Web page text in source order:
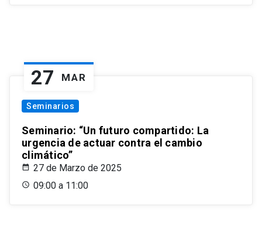
27 MAR
Seminarios
Seminario: “Un futuro compartido: La
urgencia de actuar contra el cambio
climático”
27 de Marzo de 2025
09:00 a 11:00